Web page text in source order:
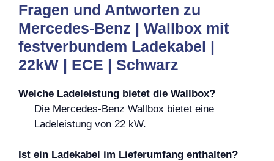
Fragen und Antworten zu
Mercedes-Benz | Wallbox mit
festverbundem Ladekabel |
22kW | ECE | Schwarz
Welche Ladeleistung bietet die Wallbox?
Die Mercedes-Benz Wallbox bietet eine
Ladeleistung von 22 kW.
Ist ein Ladekabel im Lieferumfang enthalten?